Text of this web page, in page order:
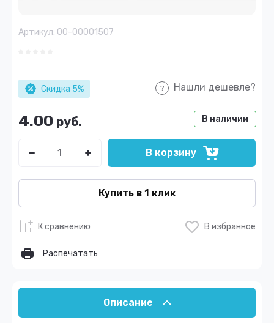
Артикул: 00-00001507
Скидка 5% Нашли дешевле?
В наличии
4.00 руб.
В корзину
Купить в 1 клик
К сравнению В избранное
Распечатать
Описание